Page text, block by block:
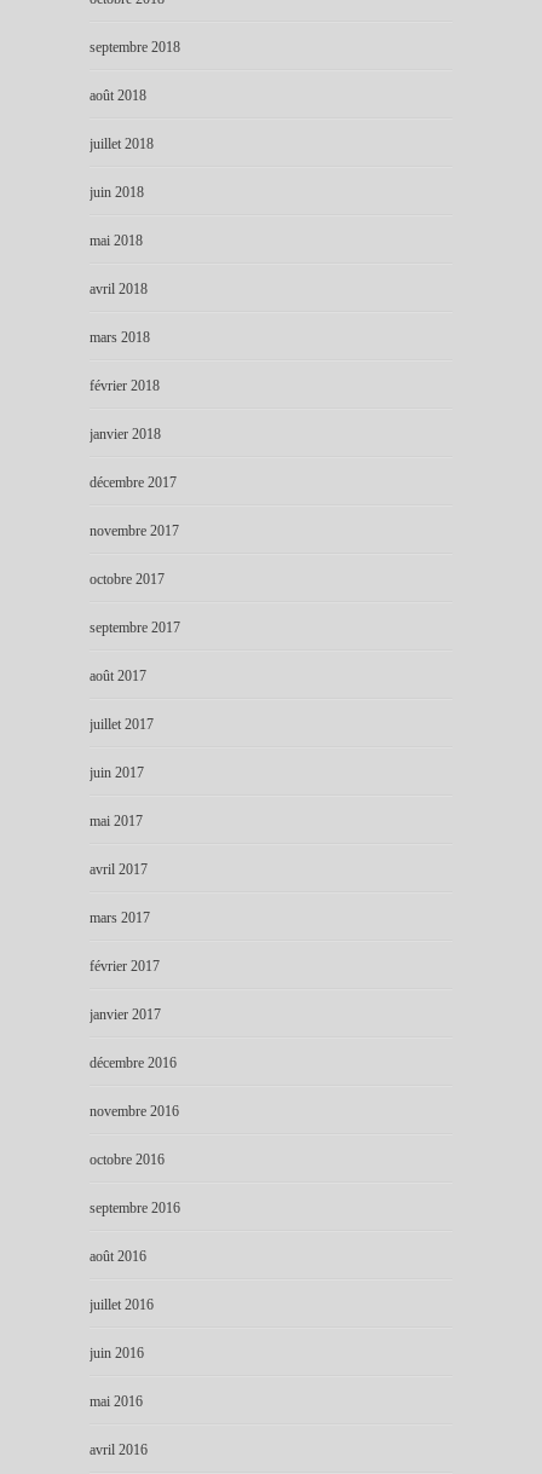
septembre 2018
août 2018
juillet 2018
juin 2018
mai 2018
avril 2018
mars 2018
février 2018
janvier 2018
décembre 2017
novembre 2017
octobre 2017
septembre 2017
août 2017
juillet 2017
juin 2017
mai 2017
avril 2017
mars 2017
février 2017
janvier 2017
décembre 2016
novembre 2016
octobre 2016
septembre 2016
août 2016
juillet 2016
juin 2016
mai 2016
avril 2016